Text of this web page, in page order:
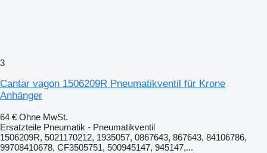
3
Cantar vagon 1506209R Pneumatikventil für Krone
Anhänger
64 € Ohne MwSt.
Ersatzteile Pneumatik - Pneumatikventil
1506209R, 5021170212, 1935057, 0867643, 867643, 84106786,
99708410678, CF3505751, 500945147, 945147,...